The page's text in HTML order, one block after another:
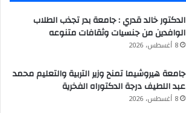
الدكتور خالد قدري : جامعة بدر تجذب الطلاب
الوافدين من جنسيات وثقافات متنوعه
8 أغسطس، 2026
جامعة هيروشيما تمنح وزير التربية والتعليم محمد
عبد اللطيف درجة الدكتوراه الفخرية
8 أغسطس، 2026